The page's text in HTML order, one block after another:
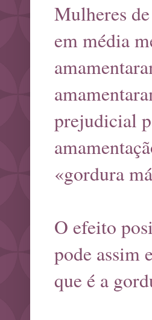
Mulheres
em média
prejudicial
«gordura
O efeito
pode assim
que é a